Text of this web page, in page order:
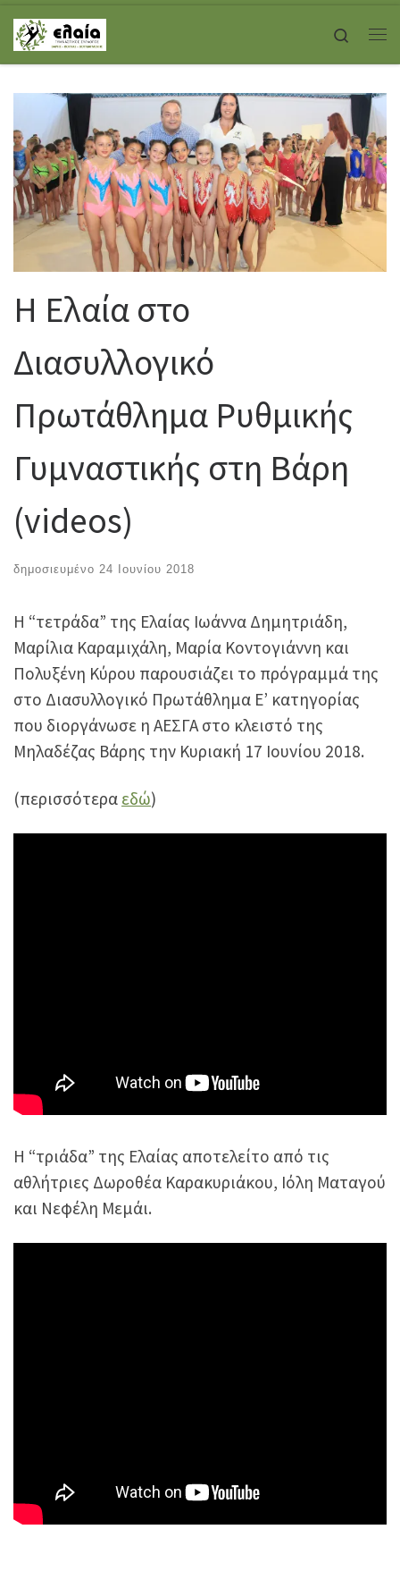
Skip to content
Search
Η Ελαία στο
Διασυλλογικό
Πρωτάθλημα Ρυθμικής
Γυμναστικής στη Βάρη
(videos)
δημοσιευμένο 24 Ιουνίου 2018
Η “τετράδα” της Ελαίας Ιωάννα Δημητριάδη,
Μαρίλια Καραμιχάλη, Μαρία Κοντογιάννη και
Πολυξένη Κύρου παρουσιάζει το πρόγραμμά της
στο Διασυλλογικό Πρωτάθλημα Ε’ κατηγορίας
που διοργάνωσε η ΑΕΣΓΑ στο κλειστό της
Μηλαδέζας Βάρης την Κυριακή 17 Ιουνίου 2018.
(περισσότερα εδώ)
Η “τριάδα” της Ελαίας αποτελείτο από τις
αθλήτριες Δωροθέα Καρακυριάκου, Ιόλη Ματαγού
και Νεφέλη Μεμάι.